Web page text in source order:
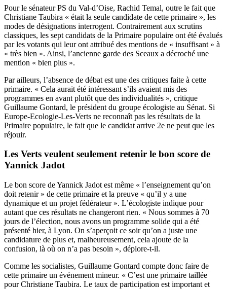
Pour le sénateur PS du Val-d’Oise, Rachid Temal, outre le fait que
Christiane Taubira « était la seule candidate de cette primaire », les
modes de désignations interrogent. Contrairement aux scrutins
classiques, les sept candidats de la Primaire populaire ont été évalués
par les votants qui leur ont attribué des mentions de « insuffisant » à
« très bien ». Ainsi, l’ancienne garde des Sceaux a décroché une
mention « bien plus ».
Par ailleurs, l’absence de débat est une des critiques faite à cette
primaire. « Cela aurait été intéressant s’ils avaient mis des
programmes en avant plutôt que des individualités », critique
Guillaume Gontard, le président du groupe écologiste au Sénat. Si
Europe-Ecologie-Les-Verts ne reconnaît pas les résultats de la
Primaire populaire, le fait que le candidat arrive 2e ne peut que les
réjouir.
Les Verts veulent seulement retenir le bon score de
Yannick Jadot
Le bon score de Yannick Jadot est même « l’enseignement qu’on
doit retenir » de cette primaire et la preuve « qu’il y a une
dynamique et un projet fédérateur ». L’écologiste indique pour
autant que ces résultats ne changeront rien. « Nous sommes à 70
jours de l’élection, nous avons un programme solide qui a été
présenté hier, à Lyon. On s’aperçoit ce soir qu’on a juste une
candidature de plus et, malheureusement, cela ajoute de la
confusion, là où on n’a pas besoin », déplore-t-il.
Comme les socialistes, Guillaume Gontard compte donc faire de
cette primaire un événement mineur. « C’est une primaire taillée
pour Christiane Taubira. Le taux de participation est important et